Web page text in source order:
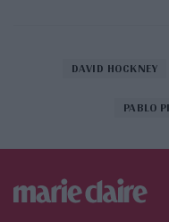
DAVID HOCKNEY
PABLO